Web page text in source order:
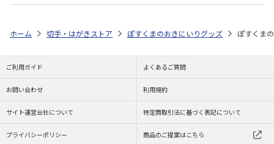
ホーム 切手・はがきストア ぽすくまのおきにいりグッズ ぽすくま
ご利用ガイド よくあるご質問
お問い合わせ 利用規約
サイト運営会社について 特定商取引法に基づく表記について
プライバシーポリシー 商品のご提案はこちら